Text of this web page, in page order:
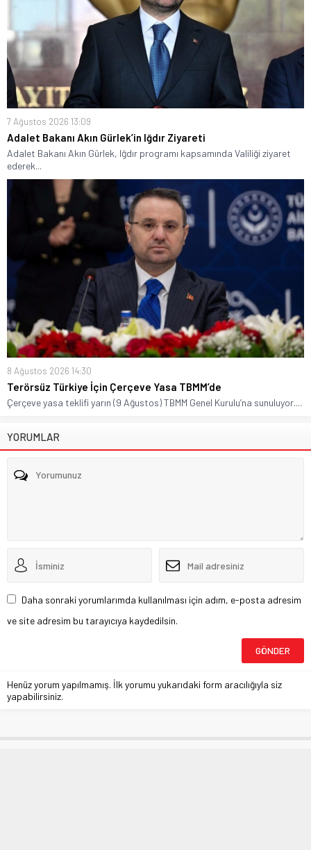
7 Ağustos 2026 13:09
Adalet Bakanı Akın Gürlek’in Iğdır Ziyareti
Adalet Bakanı Akın Gürlek, Iğdır programı kapsamında Valiliği ziyaret
ederek...
8 Ağustos 2026 14:30
Terörsüz Türkiye İçin Çerçeve Yasa TBMM’de
Çerçeve yasa teklifi yarın (9 Ağustos) TBMM Genel Kurulu’na sunuluyor....
YORUMLAR
Daha sonraki yorumlarımda kullanılması için adım, e-posta adresim
ve site adresim bu tarayıcıya kaydedilsin.
Henüz yorum yapılmamış. İlk yorumu yukarıdaki form aracılığıyla siz
yapabilirsiniz.